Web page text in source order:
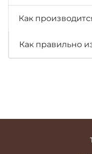
Как
Как правильно